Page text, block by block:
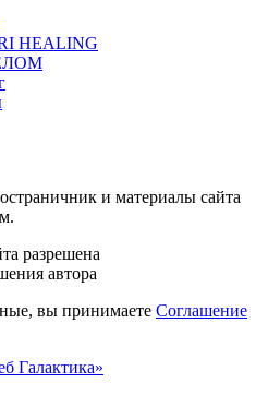
HEALING
и материалы сайта
разрешена
автора
вы принимаете Соглашение
Галактика»